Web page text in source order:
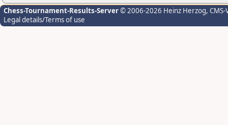
Chess-Tournament-Results-Server© 2006-2026 Heinz Herzog,
Legal details/Terms of use